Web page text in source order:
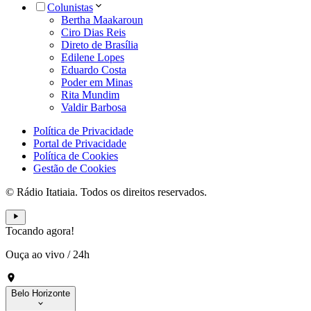
Colunistas
Bertha Maakaroun
Ciro Dias Reis
Direto de Brasília
Edilene Lopes
Eduardo Costa
Poder em Minas
Rita Mundim
Valdir Barbosa
Política de Privacidade
Portal de Privacidade
Política de Cookies
Gestão de Cookies
© Rádio Itatiaia. Todos os direitos reservados.
Tocando agora!
Ouça ao vivo / 24h
Belo Horizonte